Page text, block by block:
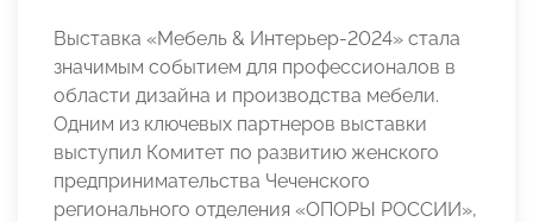
Выставка «Мебель & Интерьер-2024» стала
значимым событием для профессионалов в
области дизайна и производства мебели.
Одним из ключевых партнеров выставки
выступил Комитет по развитию женского
предпринимательства Чеченского
регионального отделения «ОПОРЫ РОССИИ»,